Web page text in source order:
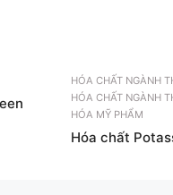
HÓA CHẤT NGÀNH
HÓA CHẤT NGÀNH
HÓA MỸ PHẨM
Hóa chất